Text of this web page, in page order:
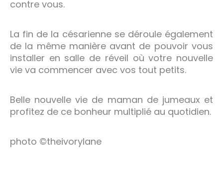
contre vous.
La fin de la césarienne se déroule également
de la même manière avant de pouvoir vous
installer en salle de réveil où votre nouvelle
vie va commencer avec vos tout petits.
Belle nouvelle vie de maman de jumeaux et
profitez de ce bonheur multiplié au quotidien.
photo ©theivorylane